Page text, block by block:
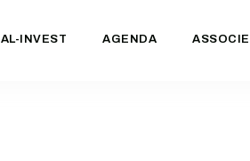
AL-INVEST AGENDA